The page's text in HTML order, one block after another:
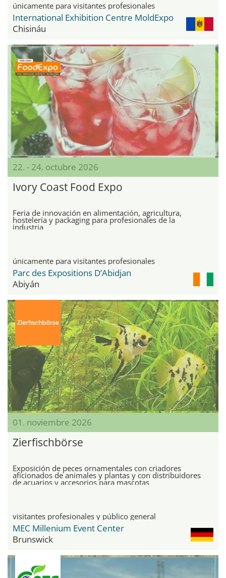
únicamente para visitantes profesionales
International Exhibition Centre MoldExpo
Chisináu
22. - 24. octubre 2026
Ivory Coast Food Expo
Feria de innovación en alimentación, agricultura,
hostelería y packaging para profesionales de la
industria
únicamente para visitantes profesionales
Parc des Expositions D’Abidjan
Abiyán
01. noviembre 2026
Zierfischbörse
Exposición de peces ornamentales con criadores
aficionados de animales y plantas y con distribuidores
de acuarios y accesorios para mascotas
visitantes profesionales y público general
MEC Millenium Event Center
Brunswick